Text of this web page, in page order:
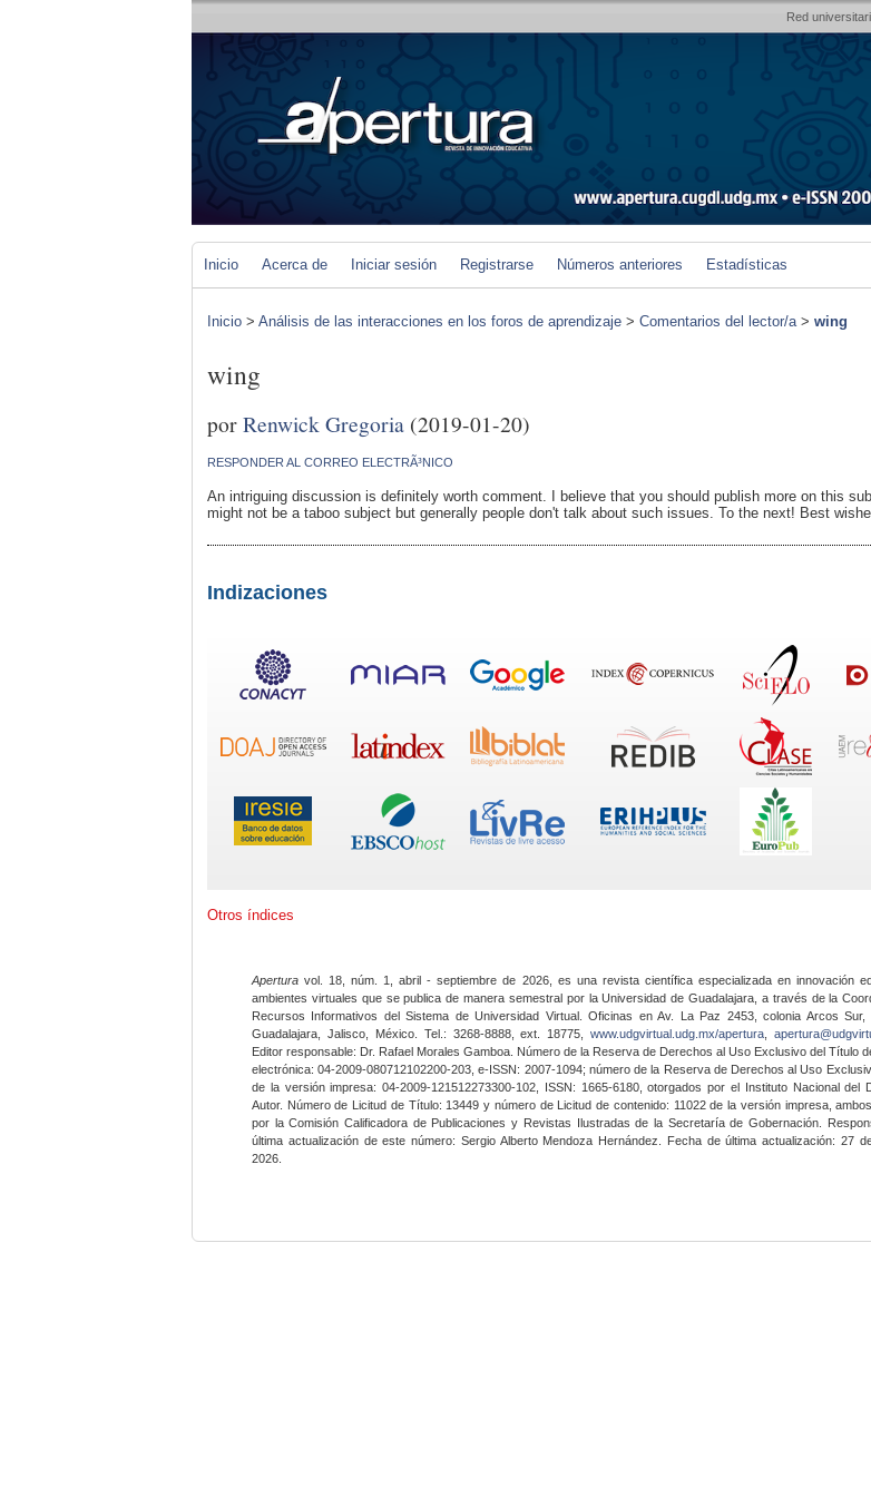
Red
Inicio Acerca de Iniciar sesión Registrarse Números anteriores Estadísticas
Inicio > Análisis de las interacciones en los foros de aprendizaje > Comentarios del lector/a> wing
wing
porRenwick Gregoria (2019-01-20)
RESPONDER AL CORREO ELECTRÃ³NICO
An intriguing discussion is definitely worth comment. I believe that you should publish more on this
might not be a taboo subject but generally people don't talk about such issues. To the next! Best
Indizaciones
Otros índices
Apertura vol. 18, núm. 1, abril - septiembre de 2026, es una revista científica especializada en innovación
ambientes virtuales que se publica de manera semestral por la Universidad de Guadalajara, a través de la
Recursos Informativos del Sistema de Universidad Virtual. Oficinas en Av. La Paz 2453, colonia Arcos Sur,
Guadalajara, Jalisco, México. Tel.: 3268-8888, ext. 18775,www.udgvirtual.udg.mx/apertura
Editor responsable: Dr. Rafael Morales Gamboa. Número de la Reserva de Derechos al Uso Exclusivo del Título
electrónica: 04-2009-080712102200-203, e-ISSN: 2007-1094; número de la Reserva de Derechos al Uso
de la versión impresa: 04-2009-121512273300-102, ISSN: 1665-6180, otorgados por el Instituto Nacional del
Autor. Número de Licitud de Título: 13449 y número de Licitud de contenido: 11022 de la versión impresa,
por la Comisión Calificadora de Publicaciones y Revistas Ilustradas de la Secretaría de Gobernación.
última actualización de este número: Sergio Alberto Mendoza Hernández. Fecha de última actualización: 27
2026.